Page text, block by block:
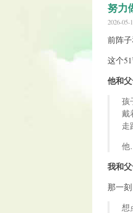
努力
2026-05-
前阵
这个
他和父
孩
戴
走
我和
那一
想